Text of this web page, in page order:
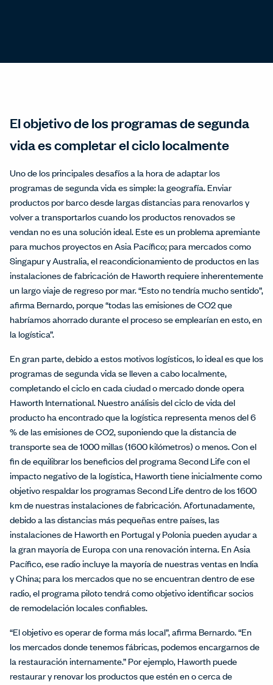
El objetivo de los programas de segunda
vida es completar el ciclo localmente
Uno de los principales desafíos a la hora de adaptar los
programas de segunda vida es simple: la geografía. Enviar
productos por barco desde largas distancias para renovarlos y
volver a transportarlos cuando los productos renovados se
vendan no es una solución ideal. Este es un problema apremiante
para muchos proyectos en Asia Pacífico; para mercados como
Singapur y Australia, el reacondicionamiento de productos en las
instalaciones de fabricación de Haworth requiere inherentemente
un largo viaje de regreso por mar. “Esto no tendría mucho sentido”,
afirma Bernardo, porque “todas las emisiones de CO2 que
habríamos ahorrado durante el proceso se emplearían en esto, en
la logística”.
En gran parte, debido a estos motivos logísticos, lo ideal es que los
programas de segunda vida se lleven a cabo localmente,
completando el ciclo en cada ciudad o mercado donde opera
Haworth International. Nuestro análisis del ciclo de vida del
producto ha encontrado que la logística representa menos del 6
% de las emisiones de CO2, suponiendo que la distancia de
transporte sea de 1000 millas (1600 kilómetros) o menos. Con el
fin de equilibrar los beneficios del programa Second Life con el
impacto negativo de la logística, Haworth tiene inicialmente como
objetivo respaldar los programas Second Life dentro de los 1600
km de nuestras instalaciones de fabricación. Afortunadamente,
debido a las distancias más pequeñas entre países, las
instalaciones de Haworth en Portugal y Polonia pueden ayudar a
la gran mayoría de Europa con una renovación interna. En Asia
Pacífico, ese radio incluye la mayoría de nuestras ventas en India
y China; para los mercados que no se encuentran dentro de ese
radio, el programa piloto tendrá como objetivo identificar socios
de remodelación locales confiables.
“El objetivo es operar de forma más local”, afirma Bernardo. “En
los mercados donde tenemos fábricas, podemos encargarnos de
la restauración internamente.” Por ejemplo, Haworth puede
restaurar y renovar los productos que estén en o cerca de